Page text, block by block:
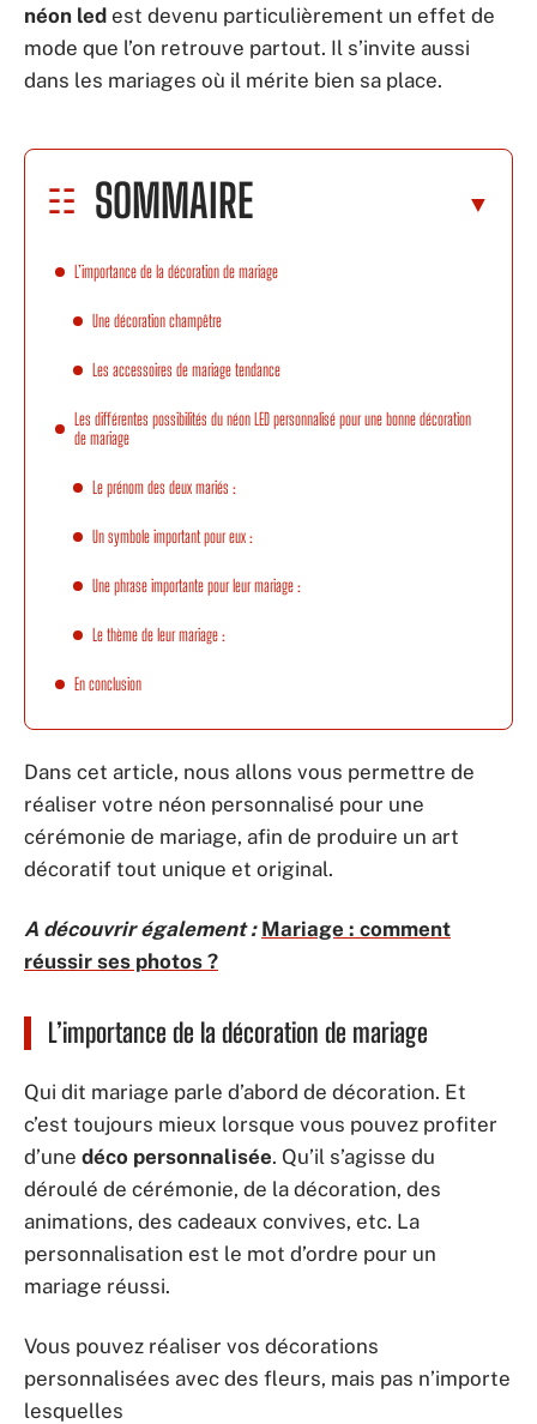
néon led est devenu particulièrement un effet de
mode que l’on retrouve partout. Il s’invite aussi
dans les mariages où il mérite bien sa place.
SOMMAIRE
L’importance de la décoration de mariage
Une décoration champêtre
Les accessoires de mariage tendance
Les différentes possibilités du néon LED personnalisé pour une bonne décoration
de mariage
Le prénom des deux mariés :
Un symbole important pour eux :
Une phrase importante pour leur mariage :
Le thème de leur mariage :
En conclusion
Dans cet article, nous allons vous permettre de
réaliser votre néon personnalisé pour une
cérémonie de mariage, afin de produire un art
décoratif tout unique et original.
A découvrir également : Mariage : comment
réussir ses photos ?
L’importance de la décoration de mariage
Qui dit mariage parle d’abord de décoration. Et
c’est toujours mieux lorsque vous pouvez profiter
d’une déco personnalisée. Qu’il s’agisse du
déroulé de cérémonie, de la décoration, des
animations, des cadeaux convives, etc. La
personnalisation est le mot d’ordre pour un
mariage réussi.
Vous pouvez réaliser vos décorations
personnalisées avec des fleurs, mais pas n’importe
lesquelles